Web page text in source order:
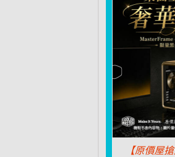
【原價屋